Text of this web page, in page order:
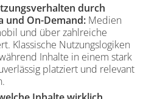
durch
und On-Demand: Medien
und über zahlreiche
Klassische Nutzungslogiken
Inhalte in einem stark
platziert und relevant